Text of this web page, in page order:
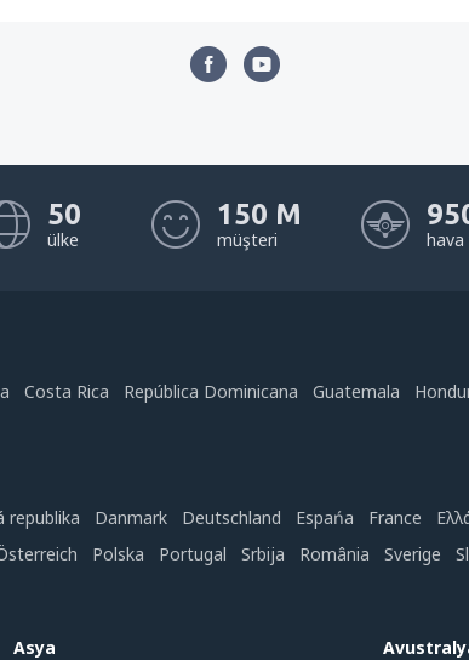
50
ülke
150 M
müşteri hava
Costa Rica República Dominicana Guatemala
republika Danmark Deutschland Espańa France
Polska Portugal Srbija România Sverige
Asya